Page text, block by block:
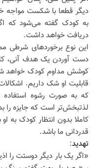
دیگر قطعا با شکست مواجه
به کودک گفته می‌شود که
دریافت خواهد داشت.
این نوع برخوردهای شرطی
دست آوردن یک هدف آنی،
کوشش مداوم کودک خواهد
قابلیت او شک داریم.
که به صورت رشوه استفاده
لذتبخش‌تر است که جایزه را
کاملا بدون انتظار کودک به
قدردانی ما باشد.
تهدید:
«اگر یک بار دیگر دوستت